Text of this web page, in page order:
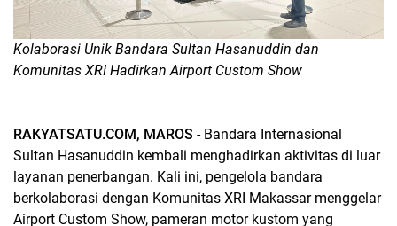
Kolaborasi Unik Bandara Sultan Hasanuddin dan
Komunitas XRI Hadirkan Airport Custom Show
RAKYATSATU.COM, MAROS - Bandara Internasional
Sultan Hasanuddin kembali menghadirkan aktivitas di luar
layanan penerbangan. Kali ini, pengelola bandara
berkolaborasi dengan Komunitas XRI Makassar menggelar
Airport Custom Show, pameran motor kustom yang